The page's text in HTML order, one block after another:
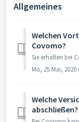
Allgemeines
Welchen
Covomo?
Mo, 25 Mai, 2020
Welche
abschließen?